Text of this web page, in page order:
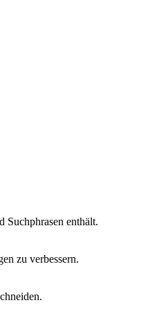
Suchphrasen enthält.
zu verbessern.